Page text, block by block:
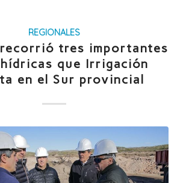
REGIONALES
tres importantes
que Irrigación
en el Sur provincial